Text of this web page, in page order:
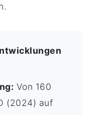
Von 160
(2024) auf